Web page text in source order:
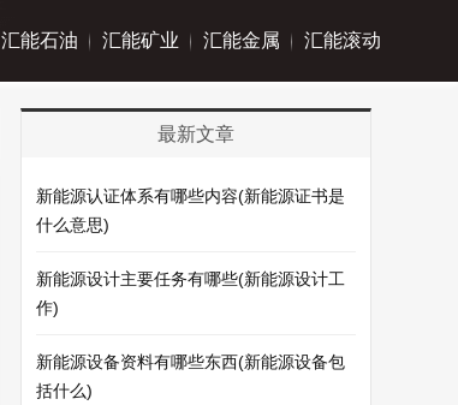
汇能石油 汇能矿业 汇能金属 汇能滚动
最新文章
新能源认证体系有哪些内容(新能源证书是
什么意思)
新能源设计主要任务有哪些(新能源设计工
作)
新能源设备资料有哪些东西(新能源设备包
括什么)